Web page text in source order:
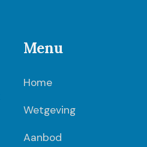
Menu
Home
Wetgeving
Aanbod